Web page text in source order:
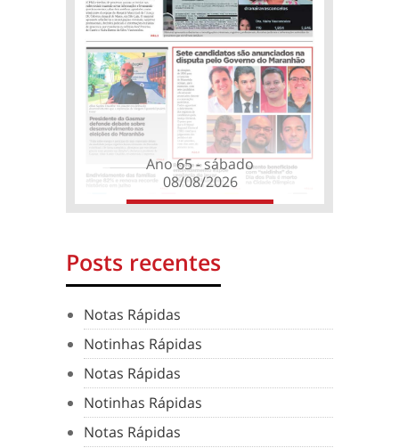
Ano 65 - sábado
08/08/2026
Posts recentes
Notas Rápidas
Notinhas Rápidas
Notas Rápidas
Notinhas Rápidas
Notas Rápidas